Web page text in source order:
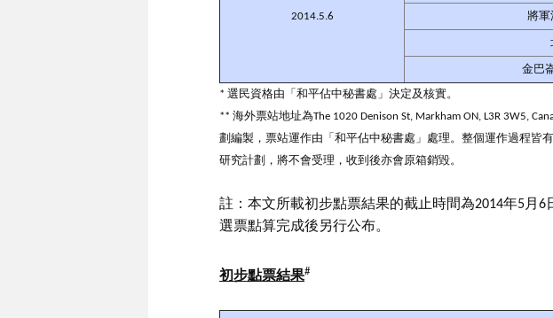
2014.5.6 將軍
金巴
* 選民資格由「和平佔中秘書處」決定及核實。
** 海外票站地址為The 1020 Denison St, Markham ON, L3R 3W5,
劃編製，票站運作由「和平佔中秘書處」處理。整個運作過程皆
研究計劃，將不會受理，收到後亦會原箱銷毀。
註：本文所載初步點票結果的截止時間為2014年5月
選票點算完成後另行公布。
初步點票結果#